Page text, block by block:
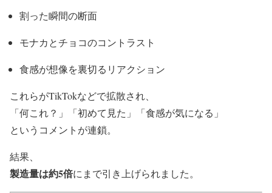
割った瞬間の断面
モナカとチョコのコントラスト
食感が想像を裏切るリアクション
これらがTikTokなどで拡散され、
「何これ？」「初めて見た」「食感が気になる」
というコメントが連鎖。
結果、
製造量は約5倍にまで引き上げられました。